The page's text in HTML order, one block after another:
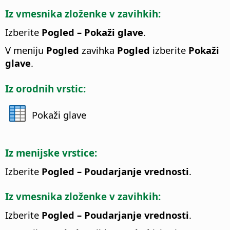
Iz vmesnika zloženke v zavihkih:
Izberite Pogled – Pokaži glave.
V meniju Pogled zavihka Pogled izberite Pokaži
glave.
Iz orodnih vrstic:
Pokaži glave
Iz menijske vrstice:
Izberite Pogled – Poudarjanje vrednosti.
Iz vmesnika zloženke v zavihkih:
Izberite Pogled – Poudarjanje vrednosti.